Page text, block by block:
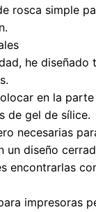
rosca simple
he diseñado
en la
de gel de sílice.
necesarias
un diseño
encontrarlas
impresoras